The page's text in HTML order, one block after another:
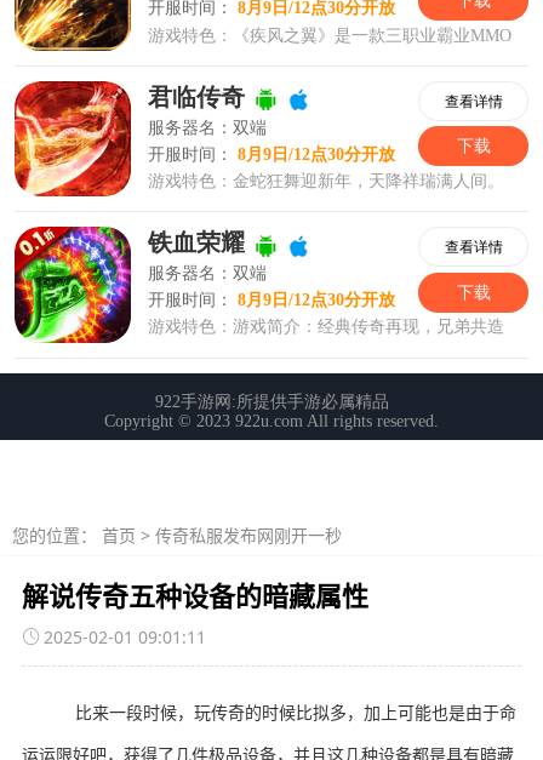
您的位置： 首页 > 传奇私服发布网刚开一秒
解说传奇五种设备的暗藏属性
2025-02-01 09:01:11
比来一段时候，玩传奇的时候比拟多，加上可能也是由于命
运运限好吧，获得了几件极品设备，并且这几种设备都是具有暗藏